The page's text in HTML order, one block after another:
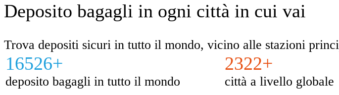
Deposito bagagli in ogni città in cui vai
Trova depositi sicuri in tutto il mondo, vicino alle stazioni
16526+
deposito bagagli in tutto il mondo
2322+
città a livello globale